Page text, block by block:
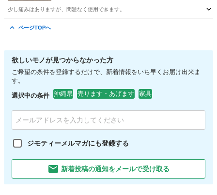
少し痛みはありますが、問題なく使用できます。
ページTOPへ
欲しいモノが見つからなかった方
ご希望の条件を登録するだけで、新着情報をいち早くお届け出来ま
す。
選択中の条件 沖縄県 売ります・あげます 家具
ジモティーメルマガにも登録する
新着投稿の通知をメールで受け取る